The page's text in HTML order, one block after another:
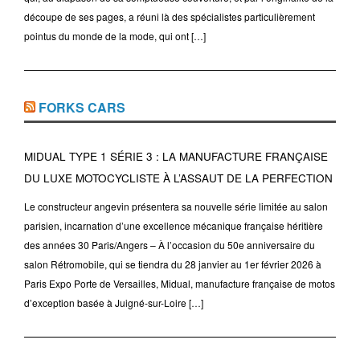
découpe de ses pages, a réuni là des spécialistes particulièrement
pointus du monde de la mode, qui ont […]
FORKS CARS
MIDUAL TYPE 1 SÉRIE 3 : LA MANUFACTURE FRANÇAISE
DU LUXE MOTOCYCLISTE À L’ASSAUT DE LA PERFECTION
Le constructeur angevin présentera sa nouvelle série limitée au salon
parisien, incarnation d’une excellence mécanique française héritière
des années 30 Paris/Angers – À l’occasion du 50e anniversaire du
salon Rétromobile, qui se tiendra du 28 janvier au 1er février 2026 à
Paris Expo Porte de Versailles, Midual, manufacture française de motos
d’exception basée à Juigné-sur-Loire […]